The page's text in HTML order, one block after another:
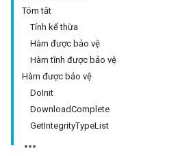
Tóm tắt
Tính kế thừa
Hàm được bảo vệ
Hàm tĩnh được bảo vệ
Hàm được bảo vệ
DoInit
DownloadComplete
GetIntegrityTypeList